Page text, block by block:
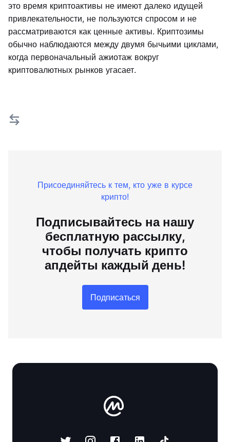
это время криптоактивы не имеют далеко идущей
привлекательности, не пользуются спросом и не
рассматриваются как ценные активы. Криптозимы
обычно наблюдаются между двумя бычьими циклами,
когда первоначальный ажиотаж вокруг
криптовалютных рынков угасает.
Присоединяйтесь к тем, кто уже в курсе
крипто!
Подписывайтесь на нашу
бесплатную рассылку,
чтобы получать крипто
апдейты каждый день!
Подписаться